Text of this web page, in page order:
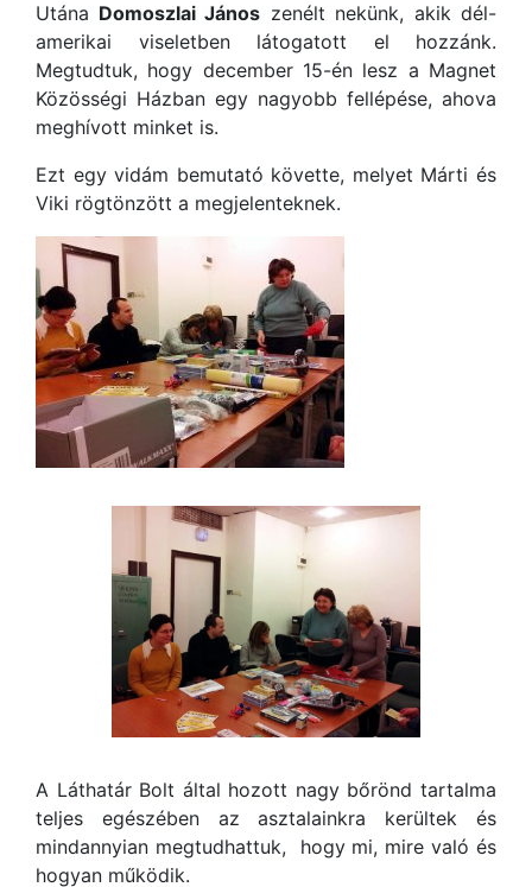
Utána Domoszlai János zenélt nekünk, akik dél-
amerikai viseletben látogatott el hozzánk.
Megtudtuk, hogy december 15-én lesz a Magnet
Közösségi Házban egy nagyobb fellépése, ahova
meghívott minket is.
Ezt egy vidám bemutató követte, melyet Márti és
Viki rögtönzött a megjelenteknek.
A Láthatár Bolt által hozott nagy bőrönd tartalma
teljes egészében az asztalainkra kerültek és
mindannyian megtudhattuk, hogy mi, mire való és
hogyan működik.